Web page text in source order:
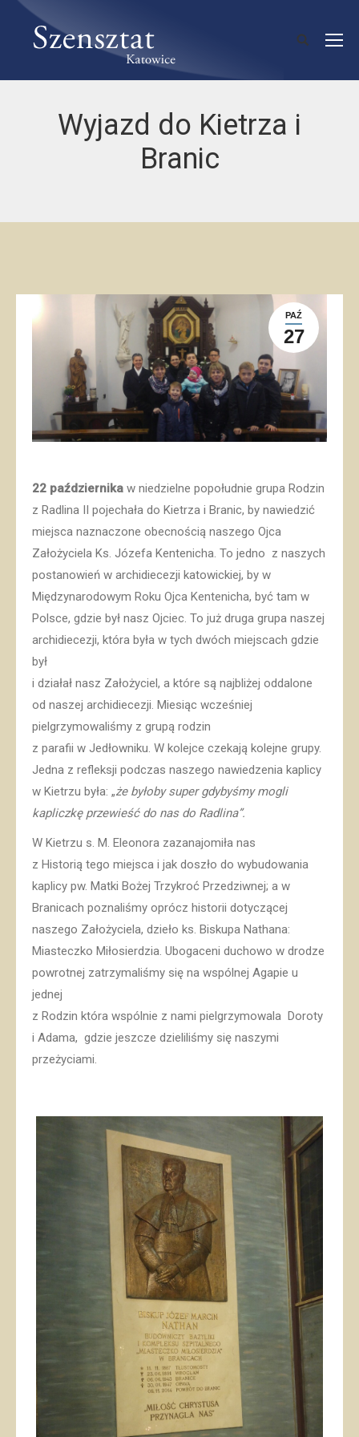
Wyjazd do Kietrza i
Branic
PAŹ
27
22 października w niedzielne popołudnie grupa Rodzin
z Radlina II pojechała do Kietrza i Branic, by nawiedzić
miejsca naznaczone obecnością naszego Ojca
Założyciela Ks. Józefa Kentenicha. To jedno z naszych
postanowień w archidiecezji katowickiej, by w
Międzynarodowym Roku Ojca Kentenicha, być tam w
Polsce, gdzie był nasz Ojciec. To już druga grupa naszej
archidiecezji, która była w tych dwóch miejscach gdzie
był
i działał nasz Założyciel, a które są najbliżej oddalone
od naszej archidiecezji. Miesiąc wcześniej
pielgrzymowaliśmy z grupą rodzin
z parafii w Jedłowniku. W kolejce czekają kolejne grupy.
Jedna z refleksji podczas naszego nawiedzenia kaplicy
w Kietrzu była: „że byłoby super gdybyśmy mogli
kapliczkę przewieść do nas do Radlina”.
W Kietrzu s. M. Eleonora zazanajomiła nas
z Historią tego miejsca i jak doszło do wybudowania
kaplicy pw. Matki Bożej Trzykroć Przedziwnej; a w
Branicach poznaliśmy oprócz historii dotyczącej
naszego Założyciela, dzieło ks. Biskupa Nathana:
Miasteczko Miłosierdzia. Ubogaceni duchowo w drodze
powrotnej zatrzymaliśmy się na wspólnej Agapie u
jednej
z Rodzin która wspólnie z nami pielgrzymowala Doroty
i Adama, gdzie jeszcze dzieliliśmy się naszymi
przeżyciami.